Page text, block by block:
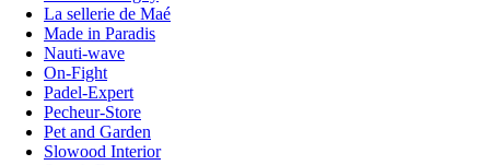
La sellerie de Maé
Made in Paradis
Nauti-wave
On-Fight
Padel-Expert
Pecheur-Store
Pet and Garden
Slowood Interior